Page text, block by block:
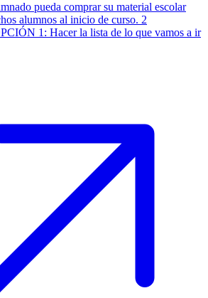
pueda comprar su material escolar
alumnos al inicio de curso. 2
1: Hacer la lista de lo que vamos a ir